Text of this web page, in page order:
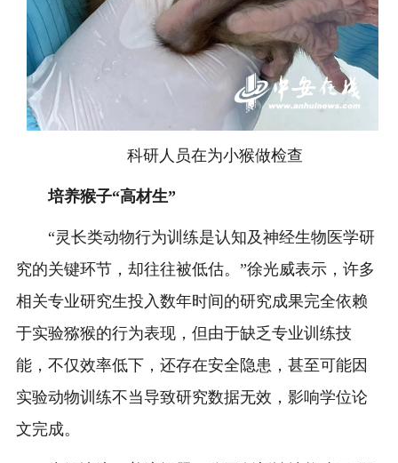
科研人员在为小猴做检查
培养猴子“高材生”
“灵长类动物行为训练是认知及神经生物医学研
究的关键环节，却往往被低估。”徐光威表示，许多
相关专业研究生投入数年时间的研究成果完全依赖
于实验猕猴的行为表现，但由于缺乏专业训练技
能，不仅效率低下，还存在安全隐患，甚至可能因
实验动物训练不当导致研究数据无效，影响学位论
文完成。